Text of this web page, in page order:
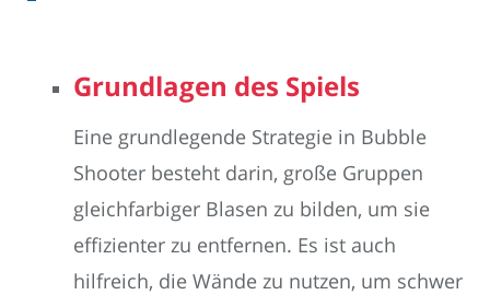
Grundlagen des Spiels
Eine grundlegende Strategie in Bubble
Shooter besteht darin, große Gruppen
gleichfarbiger Blasen zu bilden, um sie
effizienter zu entfernen. Es ist auch
hilfreich, die Wände zu nutzen, um schwer